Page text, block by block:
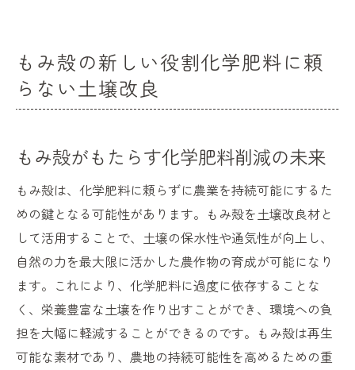
もみ殻の新しい役割化学肥料に頼
らない土壌改良
もみ殻がもたらす化学肥料削減の未来
もみ殻は、化学肥料に頼らずに農業を持続可能にするた
めの鍵となる可能性があります。もみ殻を土壌改良材と
して活用することで、土壌の保水性や通気性が向上し、
自然の力を最大限に活かした農作物の育成が可能になり
ます。これにより、化学肥料に過度に依存することな
く、栄養豊富な土壌を作り出すことができ、環境への負
担を大幅に軽減することができるのです。もみ殻は再生
可能な素材であり、農地の持続可能性を高めるための重